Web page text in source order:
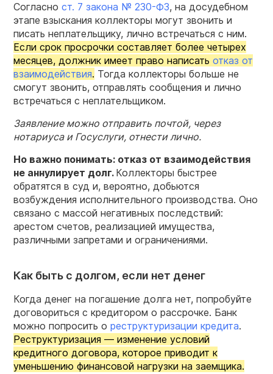
Согласно ст. 7 закона № 230-ФЗ, на досудебном
этапе взыскания коллекторы могут звонить и
писать неплательщику, лично встречаться с ним.
Если срок просрочки составляет более четырех
месяцев, должник имеет право написать отказ от
взаимодействия. Тогда коллекторы больше не
смогут звонить, отправлять сообщения и лично
встречаться с неплательщиком.
Заявление можно отправить почтой, через
нотариуса и Госуслуги, отнести лично.
Но важно понимать: отказ от взаимодействия
не аннулирует долг. Коллекторы быстрее
обратятся в суд и, вероятно, добьются
возбуждения исполнительного производства. Оно
связано с массой негативных последствий:
арестом счетов, реализацией имущества,
различными запретами и ограничениями.
Как быть с долгом, если нет денег
Когда денег на погашение долга нет, попробуйте
договориться с кредитором о рассрочке. Банк
можно попросить о реструктуризации кредита.
Реструктуризация — изменение условий
кредитного договора, которое приводит к
уменьшению финансовой нагрузки на заемщика.